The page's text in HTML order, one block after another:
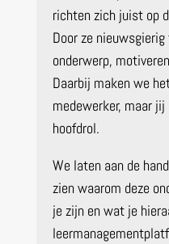
richten zich juist op
Door ze
onderwerp,
Daarbij maken we
medewerker, maar
hoofdrol.
We laten aan de
zien waarom deze
je zijn en wat je